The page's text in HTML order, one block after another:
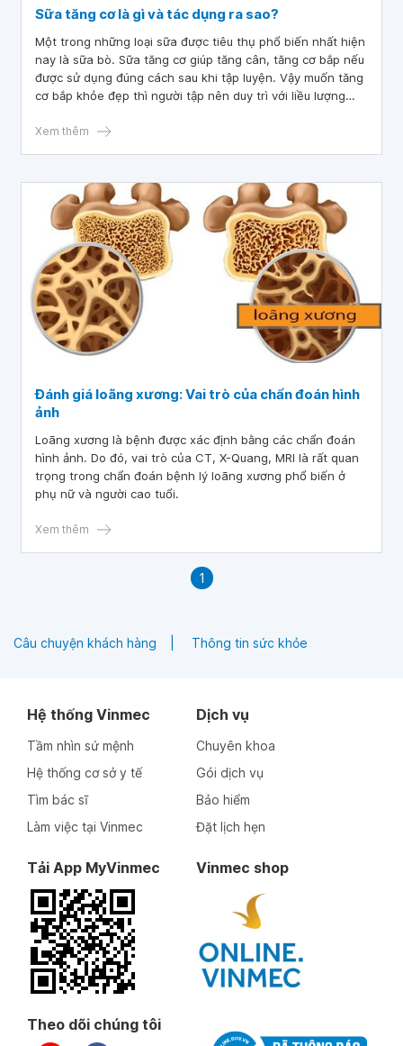
Sữa tăng cơ là gì và tác dụng ra sao?
Một trong những loại sữa được tiêu thụ phổ biến nhất hiện
nay là sữa bò. Sữa tăng cơ giúp tăng cân, tăng cơ bắp nếu
được sử dụng đúng cách sau khi tập luyện. Vậy muốn tăng
cơ bắp khỏe đẹp thì người tập nên duy trì với liều lượng
Xem thêm
Đánh giá loãng xương: Vai trò của chẩn đoán hình
ảnh
Loãng xương là bệnh được xác định bằng các chẩn đoán
hình ảnh. Do đó, vai trò của CT, X-Quang, MRI là rất quan
trọng trong chẩn đoán bệnh lý loãng xương phổ biến ở
phụ nữ và người cao tuổi.
Xem thêm
1
Câu chuyện khách hàng Thông tin sức khỏe
Hệ thống Vinmec
Tầm nhìn sứ mệnh
Hệ thống cơ sở y tế
Tìm bác sĩ
Làm việc tại Vinmec
Dịch vụ
Chuyên khoa
Gói dịch vụ
Bảo hiểm
Đặt lịch hẹn
Tải App MyVinmec Vinmec shop
Theo dõi chúng tôi